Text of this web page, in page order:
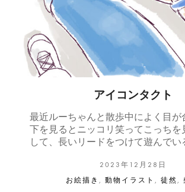
アイコンタクト
最近ルーちゃんと散歩中によく目が
下を見るとニッコリ笑ってこっちを
して、長いリードをつけて遊んでい
2023年12月28日
お絵描き
動物イラスト 徒然